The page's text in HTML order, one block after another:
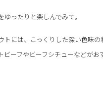
ったりと楽しんでみて。
トには、こっくりした深い色味の
ビーフやビーフシチューなどがお